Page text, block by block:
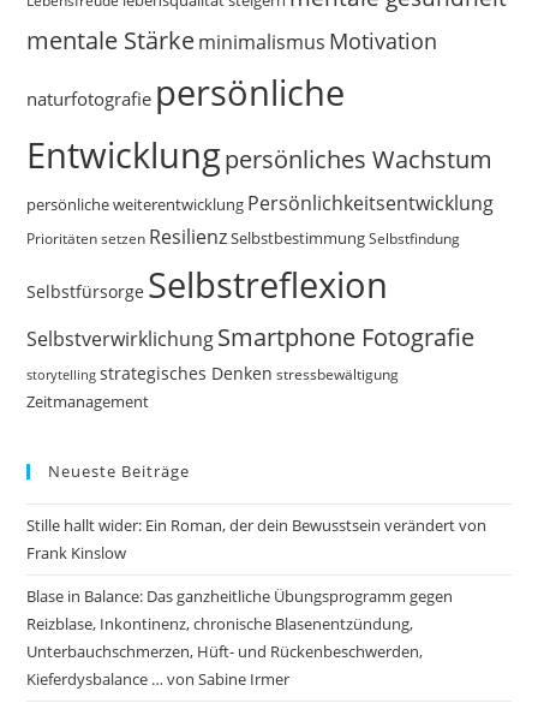
mentale Stärkeminimalismus Motivation
naturfotografie persönliche
Entwicklungpersönliches Wachstum
persönliche weiterentwicklung Persönlichkeitsentwicklung
Prioritäten setzen ResilienzSelbstbestimmung Selbstfindung
Selbstfürsorge Selbstreflexion
SelbstverwirklichungSmartphone Fotografie
storytelling strategisches Denken stressbewältigung
Zeitmanagement
Neueste Beiträge
Stille hallt wider: Ein Roman, der dein Bewusstsein verändert von
Frank Kinslow
Blase in Balance: Das ganzheitliche Übungsprogramm gegen
Reizblase, Inkontinenz, chronische Blasenentzündung,
Unterbauchschmerzen, Hüft- und Rückenbeschwerden,
Kieferdysbalance … von Sabine Irmer